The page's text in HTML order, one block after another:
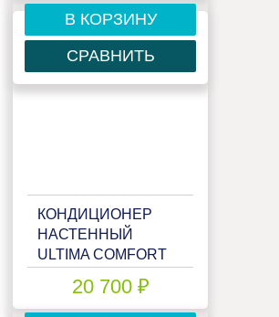
В КОРЗИНУ
СРАВНИТЬ
КОНДИЦИОНЕР
НАСТЕННЫЙ
ULTIMA COMFORT
20 700 ₽